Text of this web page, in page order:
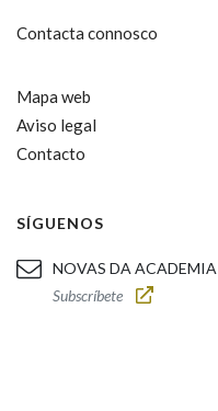
Contacta connosco
Mapa web
Aviso legal
Contacto
SÍGUENOS
NOVAS DA ACADEMIA
Subscríbete